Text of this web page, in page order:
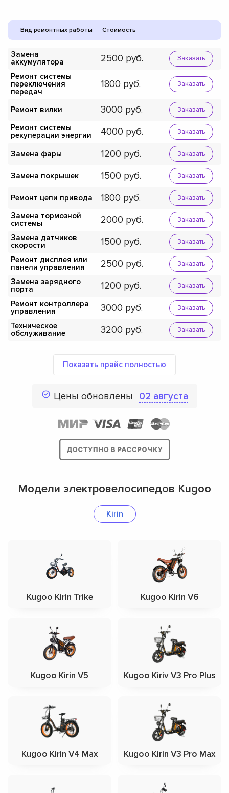
Вид ремонтных работы Стоимость
Замена
аккумулятора
2500 Заказать
Ремонт системы
переключения
передач
1800 Заказать
Ремонт вилки 3000 Заказать
Ремонт системы
рекуперации энергии
4000 Заказать
Замена фары 1200 Заказать
Замена покрышек 1500 Заказать
Ремонт цепи привода 1800 Заказать
Замена тормозной
системы
2000 Заказать
Замена датчиков
скорости
1500 Заказать
Ремонт дисплея или
панели управления
2500 Заказать
Замена зарядного
порта
1200 Заказать
Ремонт контроллера
управления
3000 Заказать
Техническое
обслуживание
3200 Заказать
Показать прайс полностью
Цены обновлены 02 августа
Модели электровелосипедов Kugoo
Kirin
Kugoo Kirin Trike Kugoo Kirin V6
Kugoo Kirin V5 Kugoo Kiriv V3 Pro Plus
Kugoo Kirin V4 Max Kugoo Kirin V3 Pro Max